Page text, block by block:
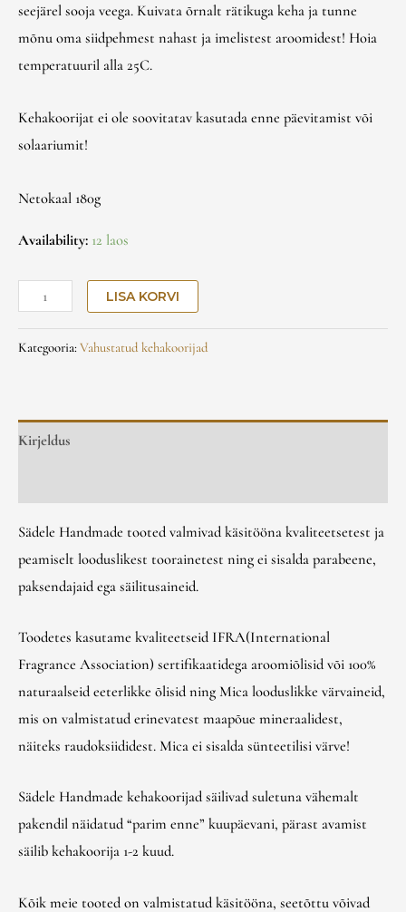
seejärel sooja veega. Kuivata õrnalt rätikuga keha ja tunne
mõnu oma siidpehmest nahast ja imelistest aroomidest! Hoia
temperatuuril alla 25C.
Kehakoorijat ei ole soovitatav kasutada enne päevitamist või
solaariumit!
Netokaal 180g
Availability: 12 laos
LISA KORVI
Kategooria:Vahustatud kehakoorijad
Kirjeldus
Sädele Handmade tooted valmivad käsitööna kvaliteetsetest ja
peamiselt looduslikest toorainetest ning ei sisalda parabeene,
paksendajaid ega säilitusaineid.
Toodetes kasutame kvaliteetseid IFRA(International
Fragrance Association) sertifikaatidega aroomiõlisid või 100%
naturaalseid eeterlikke õlisid ning Mica looduslikke värvaineid,
mis on valmistatud erinevatest maapõue mineraalidest,
näiteks raudoksiididest. Mica ei sisalda sünteetilisi värve!
Sädele Handmade kehakoorijad säilivad suletuna vähemalt
pakendil näidatud “parim enne” kuupäevani, pärast avamist
säilib kehakoorija 1-2 kuud.
Kõik meie tooted on valmistatud käsitööna, seetõttu võivad